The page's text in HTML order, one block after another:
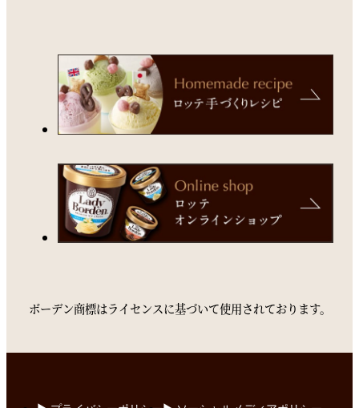
ボーデン商標はライセンスに基づいて使用されております。